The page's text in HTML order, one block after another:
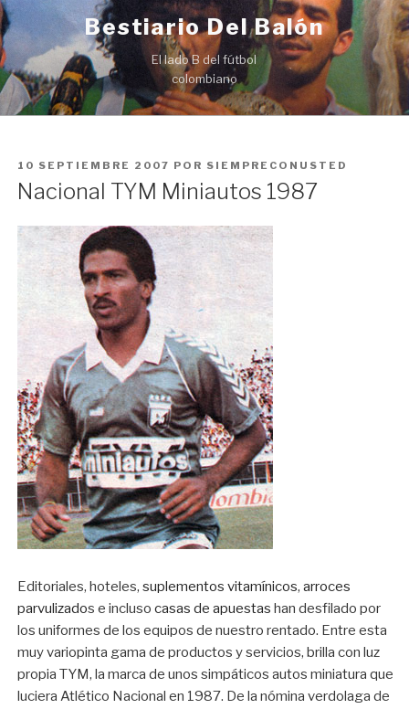
Ir
al
contenido
Bestiario Del Balón
El lado B del fútbol
colombiano
PUBLICADO
EN
10 SEPTIEMBRE 2007 POR SIEMPRECONUSTED
Nacional TYM Miniautos 1987
Editoriales, hoteles,suplementos vitamínicos,arroces
parvulizados e inclusocasas de apuestas han desfilado por
los uniformes de los equipos de nuestro rentado. Entre esta
muy variopinta gama de productos y servicios, brilla con luz
propia TYM, la marca de unos simpáticos autos miniatura que
luciera Atlético Nacional en 1987. De la nómina verdolaga de